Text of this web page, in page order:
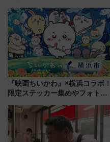
杯……工場直送生ビールや島グ
ルメが美味い
『映画ちいかわ』×横浜コラボ！
限定ステッカー集めやフォトス
いを満喫しよう（花火鑑賞会応
募は7/12まで！）